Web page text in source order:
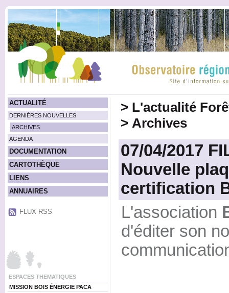
ACTUALITÉ
DERNIÈRES NOUVELLES
ARCHIVES
AGENDA
DOCUMENTATION
CARTOTHÈQUE
LIENS
ANNUAIRES
FLUX RSS
ESPACES THEMATIQUES
MISSION BOIS ÉNERGIE PACA
> L'actualité
> Archives
07/04/2017
Nouvelle
certification
L'association
d'éditer son